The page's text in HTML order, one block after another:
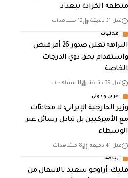
منطقة الكرادة ببغداد
قبل 21 دقيقة 12 مشاهدات
محليات
النزاهة تعلن صدور 26 أمر قبض
واستقدام بحق ذوي الدرجات
الخاصة
قبل 39 دقيقة 11 مشاهدات
عربي ودولي
‏وزير الخارجية الإيراني: لا محادثات
مع الأميركيين بل تبادل رسائل عبر
الوسطاء
قبل 41 دقيقة 8 مشاهدات
رياضة
فليك: أراوخو سعيد بالانتقال من